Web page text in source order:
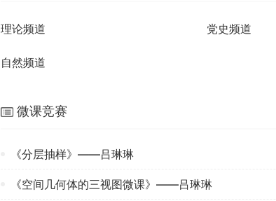
理论频道 党史频道
自然频道
微课竞赛
《分层抽样》——吕琳琳
《空间几何体的三视图微课》——吕琳琳